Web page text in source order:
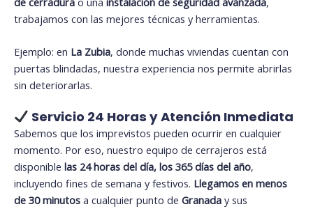
trabajamos con las mejores técnicas y herramientas.
Ejemplo: en La Zubia, donde muchas viviendas cuentan con
puertas blindadas, nuestra experiencia nos permite abrirlas
sin deteriorarlas.
Servicio 24 Horas y Atención Inmediata
Sabemos que los imprevistos pueden ocurrir en cualquier
momento. Por eso, nuestro equipo de cerrajeros está
disponible las 24 horas del día, los 365 días del año,
incluyendo fines de semana y festivos. Llegamos en menos
de 30 minutos a cualquier punto de Granada y sus